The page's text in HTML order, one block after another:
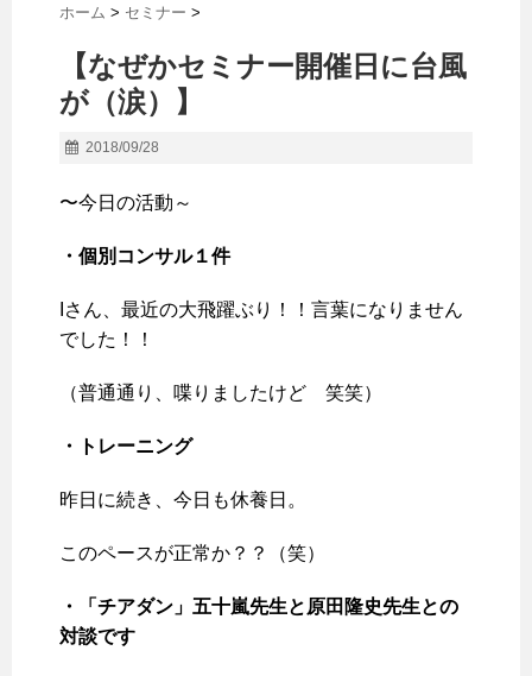
ホーム > セミナー >
【なぜかセミナー開催日に台風
が（涙）】
2018/09/28
〜今日の活動～
・個別コンサル１件
Iさん、最近の大飛躍ぶり！！言葉になりません
でした！！
（普通通り、喋りましたけど 笑笑）
・トレーニング
昨日に続き、今日も休養日。
このペースが正常か？？（笑）
・「チアダン」五十嵐先生と原田隆史先生との
対談です